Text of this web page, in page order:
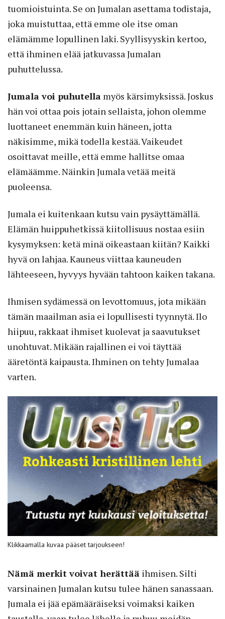
tuomioistuinta. Se on Jumalan asettama todistaja,
joka muistuttaa, että emme ole itse oman
elämämme lopullinen laki. Syyllisyyskin kertoo,
että ihminen elää jatkuvassa Jumalan
puhuttelussa.
Jumala voi puhutella myös kärsimyksissä. Joskus
hän voi ottaa pois jotain sellaista, johon olemme
luottaneet enemmän kuin häneen, jotta
näkisimme, mikä todella kestää. Vaikeudet
osoittavat meille, että emme hallitse omaa
elämäämme. Näinkin Jumala vetää meitä
puoleensa.
Jumala ei kuitenkaan kutsu vain pysäyttämällä.
Elämän huippuhetkissä kiitollisuus nostaa esiin
kysymyksen: ketä minä oikeastaan kiitän? Kaikki
hyvä on lahjaa. Kauneus viittaa kauneuden
lähteeseen, hyvyys hyvään tahtoon kaiken takana.
Ihmisen sydämessä on levottomuus, jota mikään
tämän maailman asia ei lopullisesti tyynnytä. Ilo
hiipuu, rakkaat ihmiset kuolevat ja saavutukset
unohtuvat. Mikään rajallinen ei voi täyttää
ääretöntä kaipausta. Ihminen on tehty Jumalaa
varten.
Klikkaamalla kuvaa pääset tarjoukseen!
Nämä merkit voivat herättää ihmisen. Silti
varsinainen Jumalan kutsu tulee hänen sanassaan.
Jumala ei jää epämääräiseksi voimaksi kaiken